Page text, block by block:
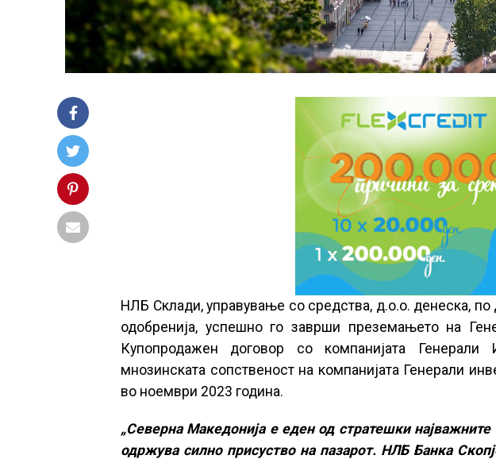
НЛБ Склади, управување со средства, д.о.о. денеска,
одобренија, успешно го заврши преземањето на
Купопродажен договор со компанијата
мнозинската сопственост на компанијата Генерали
во ноември 2023 година.
„Северна Македонија е еден од стратешки најважните
одржува силно присуство на пазарот. НЛБ Банка